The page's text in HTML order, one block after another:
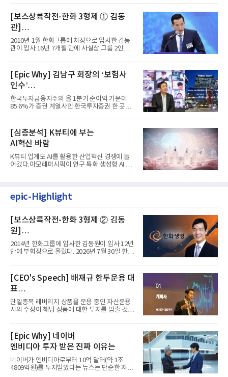
[보스상륙작전-한화 3형제 ① 김동
관]
입사 16년 만에 수석부회장 … 경영승
계 ‘초읽기’
2010년 1월 한화그룹에 차장으로 입사한 김동
관이 입사 16년 7개월 만에 사실상 그룹 2인자
[Epic Why] 김남구 회장의 ‘보험사
인수’
발걸음이 신중해진 배경은?
한국투자금융지주의 올 1분기 순이익 가운데
85.6%가 증권 계열사인 한국투자증권 한 곳에
[심층분석] K뷰티에 부는
AI혁신 바람
K뷰티 업계도 AI를 활용한 산업혁신 경쟁에 들
어갔다.아모레퍼시픽이 연구 특화 생성형 AI 플
epic-Highlight
[보스상륙작전-한화 3형제 ② 김동
원]
입사 12년 만에 금융계열 수장 등극
2014년 한화그룹에 입사한 김동원이 입사 12년
만에 부회장으로 올랐다. 2026년 7월 30일 한화
[CEO's Speech] 배재규 한투운용 대
표
“개별종목 레버리지 투자 지금이라도
멈춰라”
단일종목 레버리지 상품을 운용 중인 자산운용
사의 수장이 해당 상품에 대한 투자를 멈출 것을
[Epic Why] 네이버
엔비디아 투자 받은 진짜 이유는
네이버가 엔비디아로부터 10억 달러(약 1조
4809억원)를 투자받았다는 뉴스는 단순한 자금